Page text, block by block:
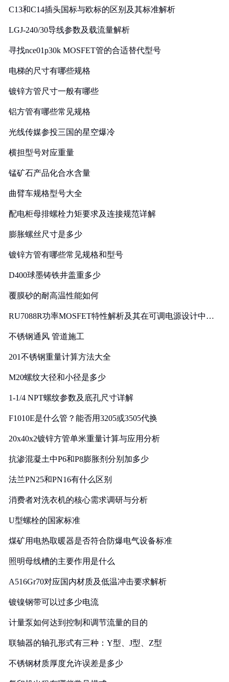
C13和C14插头国标与欧标的区别及其标准解析
LGJ-240/30导线参数及载流量解析
寻找nce01p30k MOSFET管的合适替代型号
电梯的尺寸有哪些规格
镀锌方管尺寸一般有哪些
铝方管有哪些常见规格
光线传媒参投三国的星空爆冷
横担型号对应重量
锰矿石产品化合水含量
曲臂车规格型号大全
配电柜母排螺栓力矩要求及连接规范详解
膨胀螺丝尺寸是多少
镀锌方管有哪些常见规格和型号
D400球墨铸铁井盖重多少
覆膜砂的耐高温性能如何
RU7088R功率MOSFET特性解析及其在可调电源设计中的
不锈钢通风 管道施工
201不锈钢重量计算方法大全
M20螺纹大径和小径是多少
1-1/4 NPT螺纹参数及底孔尺寸详解
F1010E是什么管？能否用3205或3505代换
20x40x2镀锌方管单米重量计算与应用分析
抗渗混凝土中P6和P8膨胀剂分别加多少
法兰PN25和PN16有什么区别
消费者对洗衣机的核心需求调研与分析
U型螺栓的国家标准
煤矿用电热取暖器是否符合防爆电气设备标准
照明母线槽的主要作用是什么
A516Gr70对应国内材质及低温冲击要求解析
镀镍钢带可以过多少电流
计量泵如何达到控制和调节流量的目的
联轴器的轴孔形式有三种：Y型、J型、Z型
不锈钢材质厚度允许误差是多少